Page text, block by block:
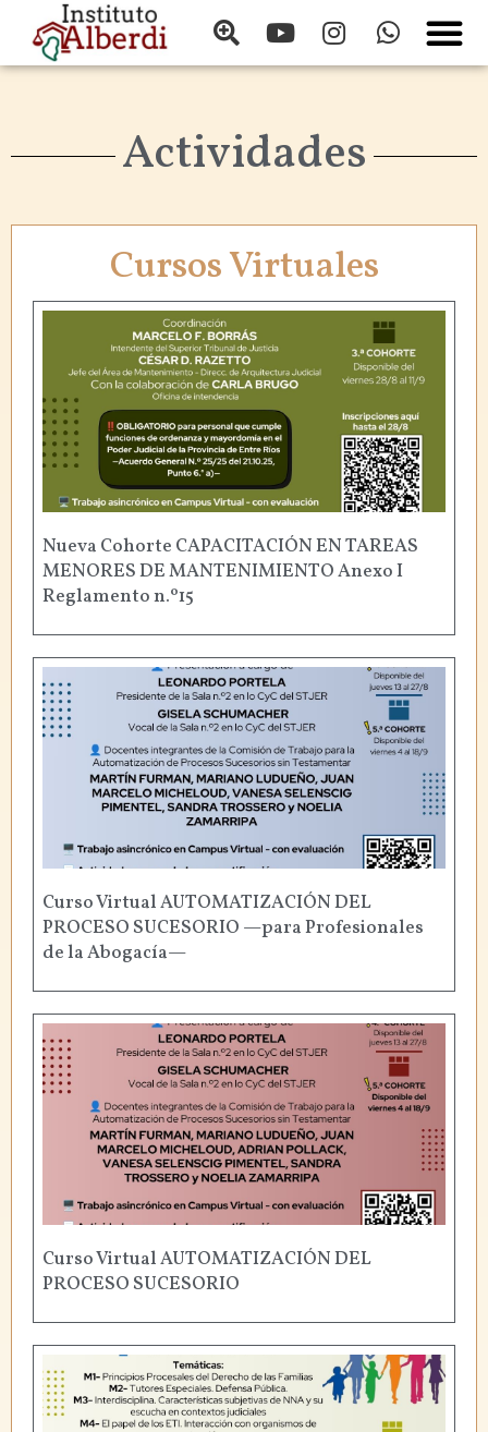
Actividades
Cursos Virtuales
Nueva Cohorte CAPACITACIÓN EN TAREAS
MENORES DE MANTENIMIENTO Anexo I
Reglamento n.º15
Curso Virtual AUTOMATIZACIÓN DEL
PROCESO SUCESORIO —para Profesionales
de la Abogacía—
Curso Virtual AUTOMATIZACIÓN DEL
PROCESO SUCESORIO